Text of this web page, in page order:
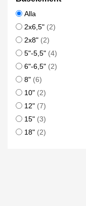
Alla
2x6,5" (2)
2x8" (2)
5"-5,5" (4)
6"-6,5" (2)
8" (6)
10" (2)
12" (7)
15" (3)
18" (2)